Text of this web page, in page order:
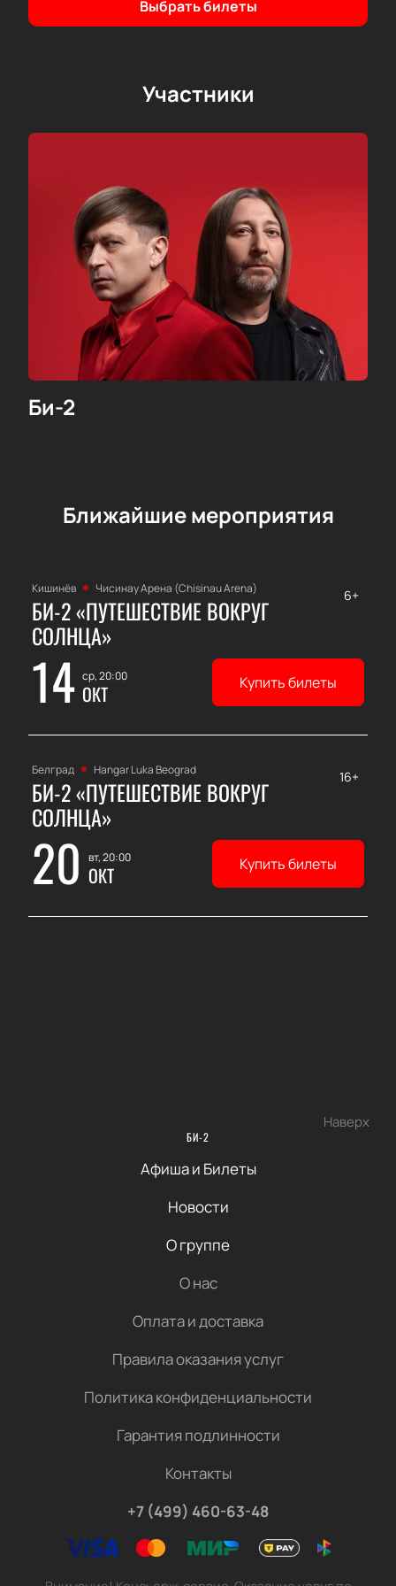
мероприятием и окунитесь в атмосферу «Би-2»
Выбрать билеты
Участники
Би-2
Ближайшие мероприятия
Кишинёв Чисинау Арена (Chisinau Arena)
БИ-2 «ПУТЕШЕСТВИЕ ВОКРУГ
СОЛНЦА»
14 ср, 20:00
ОКТ
6+
Купить билеты
Белград Hangar Luka Beograd
БИ-2 «ПУТЕШЕСТВИЕ ВОКРУГ
СОЛНЦА»
20 вт, 20:00
ОКТ
16+
Купить билеты
Наверх
БИ-2
Афиша и Билеты
Новости
О группе
О нас
Оплата и доставка
Правила оказания услуг
Политика конфиденциальности
Гарантия подлинности
Контакты
+7 (499) 460-63-48